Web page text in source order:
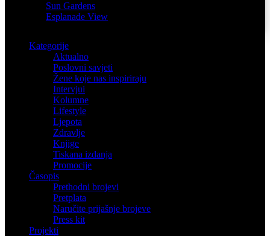
Sun Gardens
Esplanade View
Kategorije
Aktualno
Poslovni savjeti
Žene koje nas inspiriraju
Intervjui
Kolumne
Lifestyle
Ljepota
Zdravlje
Knjige
Tiskana izdanja
Promocije
Časopis
Prethodni brojevi
Pretplata
Naručite prijašnje brojeve
Press kit
Projekti